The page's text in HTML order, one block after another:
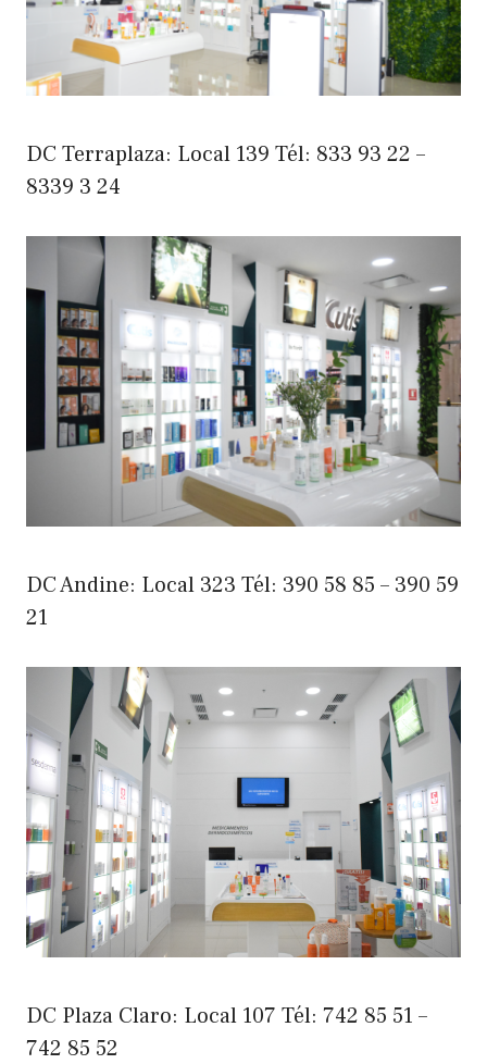
DC Terraplaza: Local 139 Tél: 833 93 22 –
8339 3 24
DC Andine: Local 323 Tél: 390 58 85 – 390 59
21
DC Plaza Claro: Local 107 Tél: 742 85 51 –
742 85 52